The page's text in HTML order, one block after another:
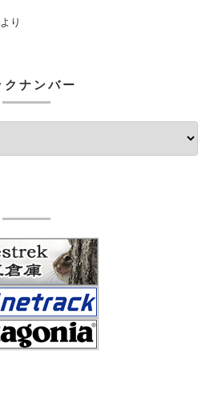
より
クナンバー